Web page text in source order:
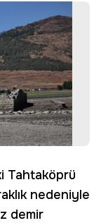
Tahtaköprü
nedeniyle
demir